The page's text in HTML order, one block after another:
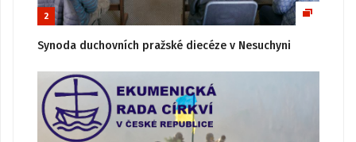
2
Synoda duchovních pražské diecéze v Nesuchyni